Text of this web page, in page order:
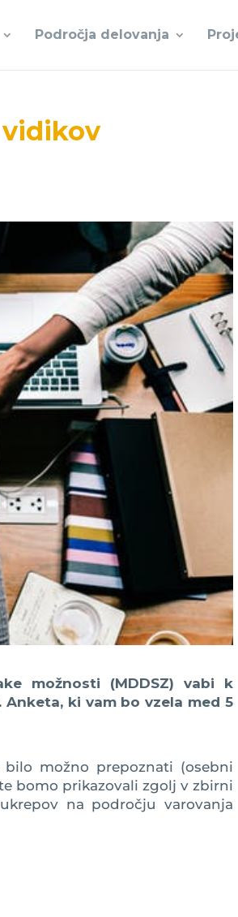
Področja delovanja
možnosti (MDDSZ) vabi k
ki vam bo vzela med 5
možno prepoznati (osebni
bomo prikazovali zgolj v zbirni
na področju varovanja